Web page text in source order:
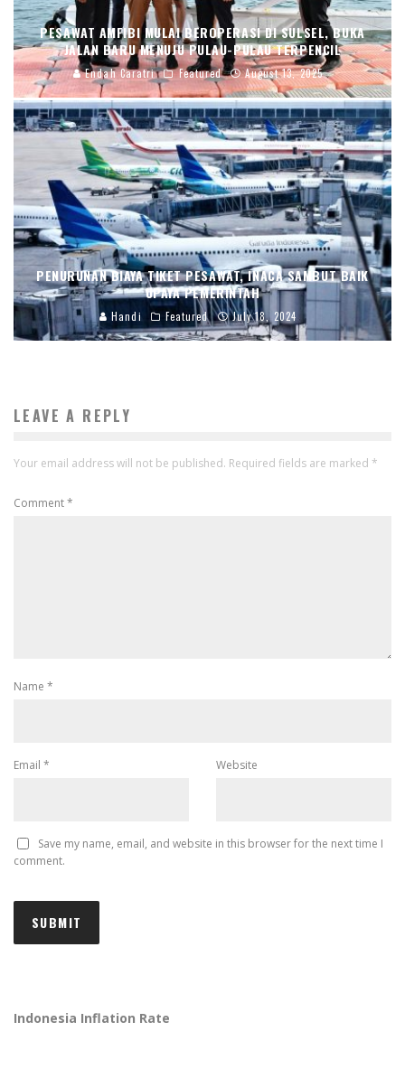
PESAWAT AMFIBI MULAI BEROPERASI DI SULSEL, BUKA
JALAN BARU MENUJU PULAU-PULAU TERPENCIL
Endah Caratri Featured August 13, 2025
PENURUNAN BIAYA TIKET PESAWAT, INACA SAMBUT BAIK
UPAYA PEMERINTAH
Handi Featured July 18, 2024
LEAVE A REPLY
Your email address will not be published. Required fields are marked *
Comment*
Name *
Email * Website
Save my name, email, and website in this browser for the next time I
comment.
Indonesia Inflation Rate